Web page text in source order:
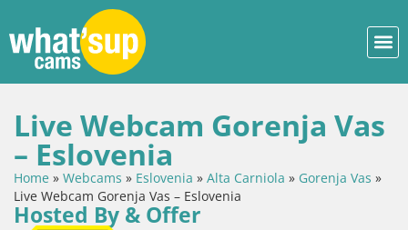
Live Webcam Gorenja Vas
– Eslovenia
Home » Webcams » Eslovenia » Alta Carniola » Gorenja Vas »
Live Webcam Gorenja Vas – Eslovenia
Hosted By & Offer